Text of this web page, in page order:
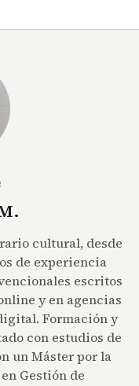
cultural, desde
de experiencia
escritos
y en agencias
Formación y
con estudios de
un Máster por la
Gestión de